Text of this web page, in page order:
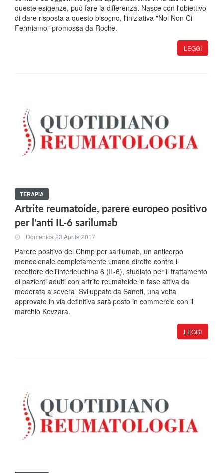
queste esigenze, può fare la differenza. Nasce con l'obiettivo
di dare risposta a questo bisogno, l'iniziativa "Noi Non Ci
Fermiamo" promossa da Roche.
LEGGI
TERAPIA
Artrite reumatoide, parere europeo positivo
per l'anti IL-6 sarilumab
Domenica 23 Aprile 2017
Parere positivo del Chmp per sarilumab, un anticorpo
monoclonale completamente umano diretto contro il
recettore dell'interleuchina 6 (IL-6), studiato per il trattamento
di pazienti adulti con artrite reumatoide in fase attiva da
moderata a severa. Sviluppato da Sanofi, una volta
approvato in via definitiva sarà posto in commercio con il
marchio Kevzara.
LEGGI